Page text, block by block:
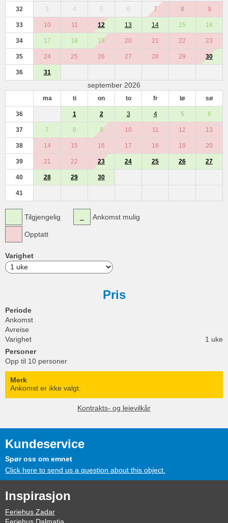
32 3 4 5 6 7 8 9
33 10 11 12 13 14 15 16
34 17 18 19 20 21 22 23
35 24 25 26 27 28 29 30
36 31
september 2026
ma ti on to fr lø sø
36 1 2 3 4 5 6
37 7 8 9 10 11 12 13
38 14 15 16 17 18 19 20
39 21 22 23 24 25 26 27
40 28 29 30
41
Tilgjengelig
Opptatt
Ankomst mulig
Varighet
Pris
Periode
Ankomst
Avreise
Varighet
1 uke
Personer
Opp til 10 personer
Merk
Ankomst er ikke valgt.
Kontrakts- og leievilkår
Kundeservice
Spør oss om emnet
Click here to send us a question about this object.
Inspirasjon
Feriehus Zadar